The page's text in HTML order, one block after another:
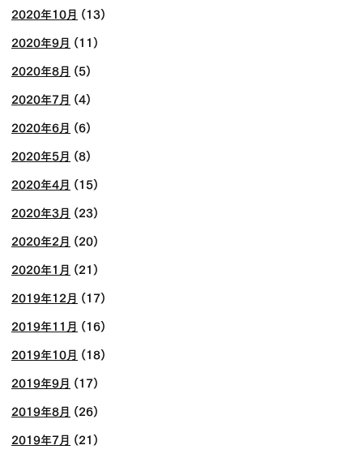
2020年10月 (13)
2020年9月 (11)
2020年8月 (5)
2020年7月 (4)
2020年6月 (6)
2020年5月 (8)
2020年4月 (15)
2020年3月 (23)
2020年2月 (20)
2020年1月 (21)
2019年12月 (17)
2019年11月 (16)
2019年10月 (18)
2019年9月 (17)
2019年8月 (26)
2019年7月 (21)